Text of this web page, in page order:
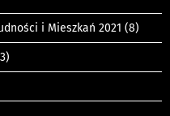
i Mieszkań 2021 (8)